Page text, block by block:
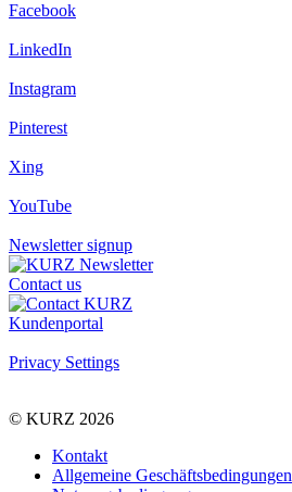
Facebook
LinkedIn
Instagram
Pinterest
Xing
YouTube
Newsletter signup
Contact us
Kundenportal
Privacy Settings
© KURZ 2026
Kontakt
Allgemeine Geschäftsbedingungen